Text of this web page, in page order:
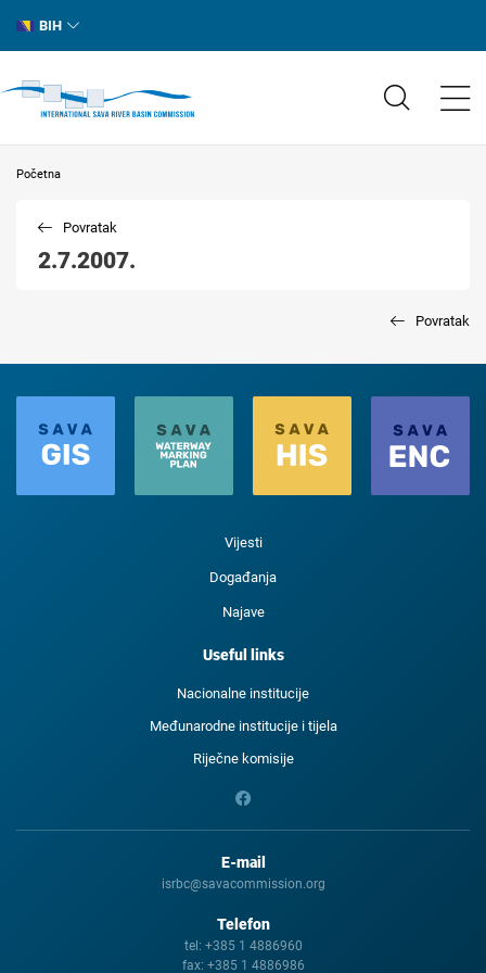
BIH
Početna
2.7.2007.
Povratak
Povratak
Vijesti
Događanja
Najave
Useful links
Nacionalne institucije
Međunarodne institucije i tijela
Riječne komisije
E-mail
isrbc@savacommission.org
Telefon
tel: +385 1 4886960
fax: +385 1 4886986